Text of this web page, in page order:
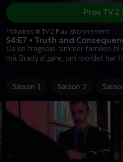
S4:E7 • Truth and
Da en tragedie rammer familien
må Brady afgøre, om mordet har
Prøv TV 2
*tilkøbes til TV 2 Play abonnement
Sæson 1 Sæson 2